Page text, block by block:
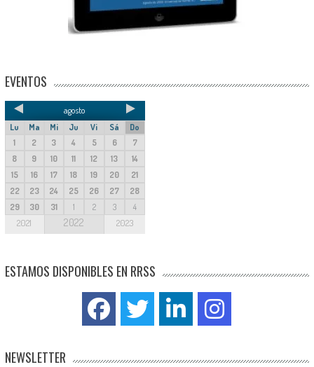
EVENTOS
agosto
Lu Ma Mi Ju Vi Sá
Do
1
2 3 4 5 6
7
8
9 10 11 12 13
14
15
16 17 18 19 20
21
22
23 24 25 26 27
28
29
30 31 1 2 3 4
2021 2022 2023
ESTAMOS DISPONIBLES EN RRSS
NEWSLETTER